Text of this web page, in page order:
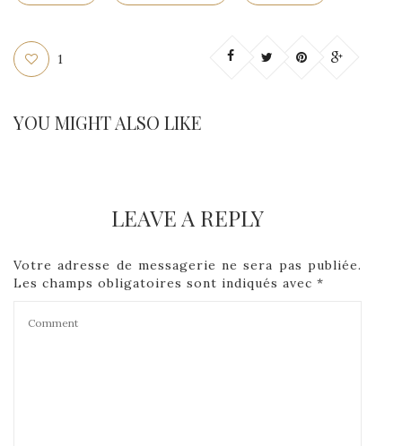
1
YOU MIGHT ALSO LIKE
LEAVE A REPLY
Votre adresse de messagerie ne sera pas publiée.
Les champs obligatoires sont indiqués avec *